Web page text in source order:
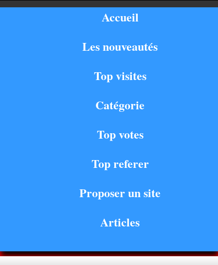
Accueil
Les nouveautés
Top visites
Catégorie
Top votes
Top referer
Proposer un site
Articles